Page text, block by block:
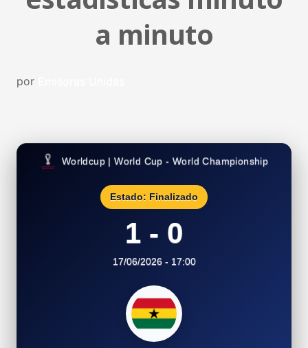
a minuto
por
Worldcup | World Cup - World Championship
Estado: Finalizado
1 - 0
17/06/2026 - 17:00